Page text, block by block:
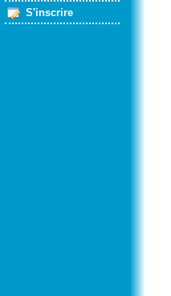
S'inscrire